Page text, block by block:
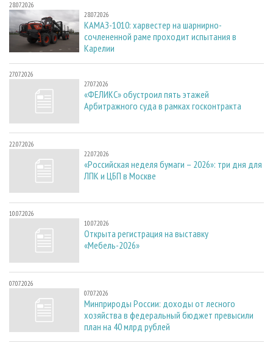
28.07.2026
28.07.2026
КАМАЗ-1010: харвестер на шарнирно-
сочлененной раме проходит испытания в
Карелии
27.07.2026
27.07.2026
«ФЕЛИКС» обустроил пять этажей
Арбитражного суда в рамках госконтракта
22.07.2026
22.07.2026
«Российская неделя бумаги – 2026»: три дня для
ЛПК и ЦБП в Москве
10.07.2026
10.07.2026
Открыта регистрация на выставку
«Мебель-2026»
07.07.2026
07.07.2026
Минприроды России: доходы от лесного
хозяйства в федеральный бюджет превысили
план на 40 млрд рублей